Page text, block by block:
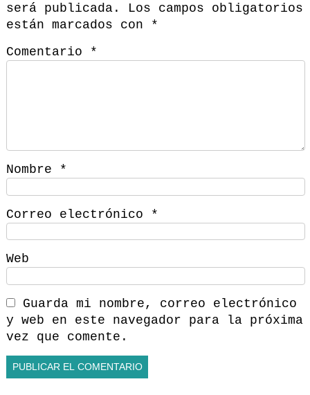
será publicada.
Los campos obligatorios
están marcados con
*
Comentario
*
Nombre *
Correo electrónico *
Web
Guarda mi nombre, correo electrónico
y web en este navegador para la próxima
vez que comente.